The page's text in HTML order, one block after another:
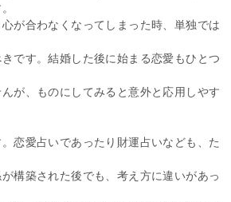
が合わなくなってしまった時、単独では
です。結婚した後に始まる恋愛もひとつ
が、ものにしてみると意外と応用しやす
恋愛占いであったり財運占いなども、た
構築された後でも、考え方に違いがあっ